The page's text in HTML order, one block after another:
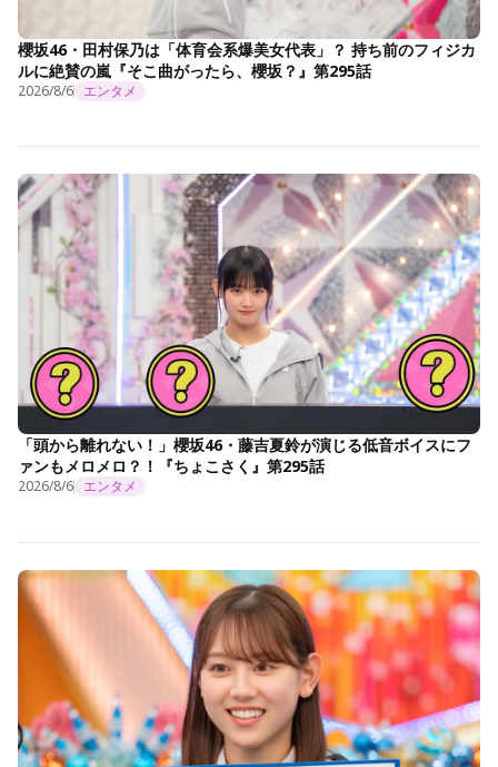
櫻坂46・田村保乃は「体育会系爆美女代表」？ 持ち前のフィジカ
ルに絶賛の嵐『そこ曲がったら、櫻坂？』第295話
2026/8/6 エンタメ
「頭から離れない！」櫻坂46・藤吉夏鈴が演じる低音ボイスにフ
ァンもメロメロ？！『ちょこさく』第295話
2026/8/6 エンタメ